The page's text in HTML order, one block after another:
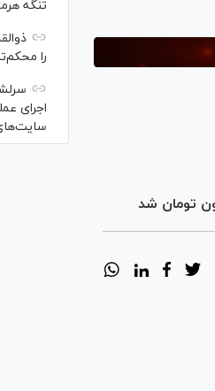
تنگه
را
اجرای